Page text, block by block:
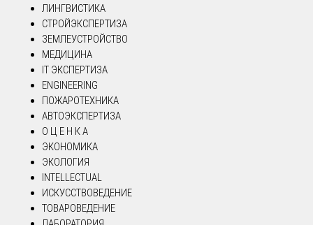
ЛИНГВИСТИКА
СТРОЙЭКСПЕРТИЗА
ЗЕМЛЕУСТРОЙСТВО
МЕДИЦИНА
IT ЭКСПЕРТИЗА
ENGINEERING
ПОЖАРОТЕХНИКА
АВТОЭКСПЕРТИЗА
О Ц Е Н К А
ЭКОНОМИКА
ЭКОЛОГИЯ
INTELLECTUAL
ИСКУССТВОВЕДЕНИЕ
ТОВАРОВЕДЕНИЕ